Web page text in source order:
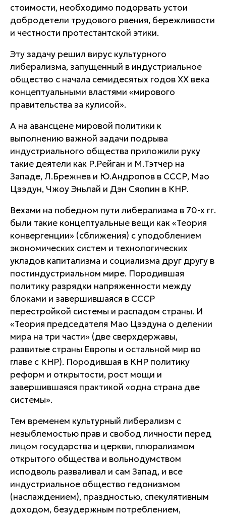
стоимости, необходимо подорвать устои
добродетели трудового рвения, бережливости
и честности протестантской этики.
Эту задачу решил вирус культурного
либерализма, запущенный в индустриальное
общество с начала семидесятых годов ХХ века
концептуальными властями «мирового
правительства за кулисой».
А на авансцене мировой политики к
выполнению важной задачи подрыва
индустриального общества приложили руку
такие деятели как Р.Рейган и М.Тэтчер на
Западе, Л.Брежнев и Ю.Андропов в СССР, Мао
Цзэдун, Чжоу Эньлай и Дэн Сяопин в КНР.
Вехами на победном пути либерализма в 70-х гг.
были такие концептуальные вещи как «Теория
конвергенции» (сближения) с уподоблением
экономических систем и технологических
укладов капитализма и социализма друг другу в
постиндустриальном мире. Породившая
политику разрядки напряженности между
блоками и завершившаяся в СССР
перестройкой системы и распадом страны. И
«Теория председателя Мао Цзэдуна о делении
мира на три части» (две сверхдержавы,
развитые страны Европы и остальной мир во
главе с КНР). Породившая в КНР политику
реформ и открытости, рост мощи и
завершившаяся практикой «одна страна две
системы».
Тем временем культурный либерализм с
незыблемостью прав и свобод личности перед
лицом государства и церкви, плюрализмом
открытого общества и вольнодумством
исподволь разваливал и сам Запад, и все
индустриальное общество гедонизмом
(наслаждением), праздностью, спекулятивным
доходом, безудержным потреблением,